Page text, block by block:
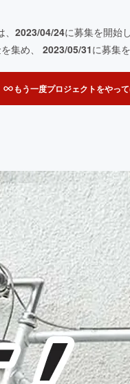
2023/04/24に募集を開始
集め、 2023/05/31に募集
もう一度プロジェクトをやっ